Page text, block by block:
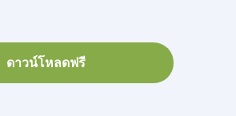
ดาวน์โหลดฟรี